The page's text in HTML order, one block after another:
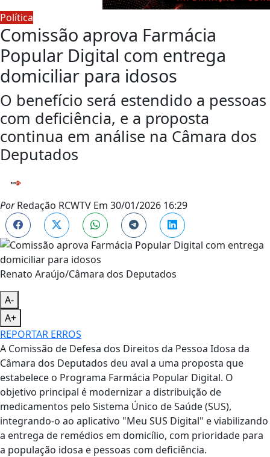
Política
Comissão aprova Farmácia
Popular Digital com entrega
domiciliar para idosos
O benefício será estendido a pessoas
com deficiência, e a proposta
continua em análise na Câmara dos
Deputados
PorRedação RCWTV Em 30/01/2026 16:29
Renato Araújo/Câmara dos Deputados
A-
A+
REPORTAR ERROS
A Comissão de Defesa dos Direitos da Pessoa Idosa da
Câmara dos Deputados deu aval a uma proposta que
estabelece o Programa Farmácia Popular Digital. O
objetivo principal é modernizar a distribuição de
medicamentos pelo Sistema Único de Saúde (SUS),
integrando-o ao aplicativo "Meu SUS Digital" e viabilizando
a entrega de remédios em domicílio, com prioridade para
a população idosa e pessoas com deficiência.